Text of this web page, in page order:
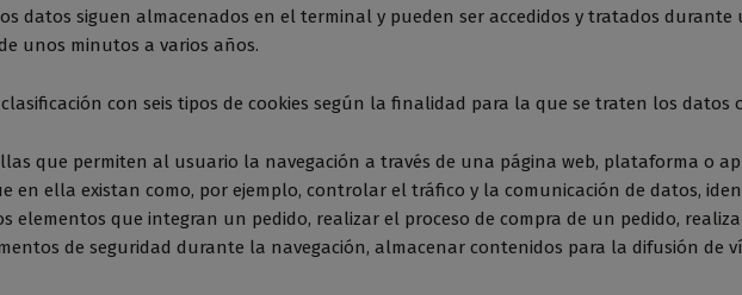
datos siguen almacenados en el terminal y pueden ser accedidos y tratados
unos minutos a varios años.
con seis tipos de cookies según la finalidad para la que se traten los datos
que permiten al usuario la navegación a través de una página web, plataforma o
en ella existan como, por ejemplo, controlar el tráfico y la comunicación de datos,
elementos que integran un pedido, realizar el proceso de compra de un pedido,
de seguridad durante la navegación, almacenar contenidos para la difusión de